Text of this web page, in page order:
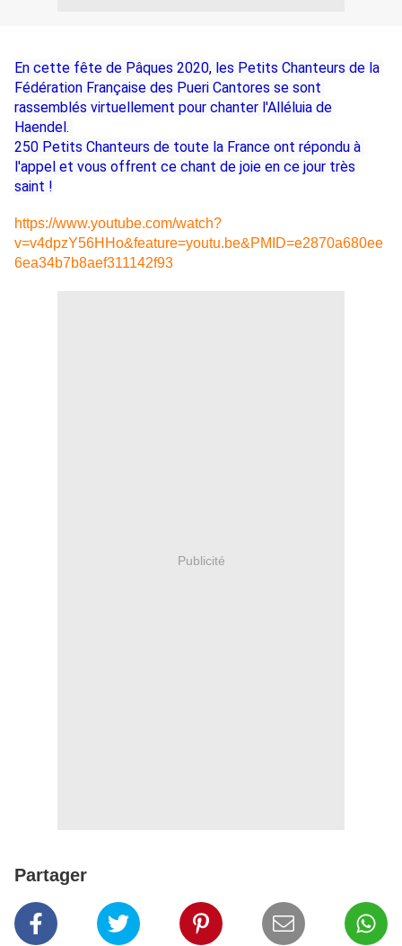
En cette fête de Pâques 2020, les Petits Chanteurs de la
Fédération Française des Pueri Cantores se sont
rassemblés virtuellement pour chanter l'Alléluia de
Haendel.
250 Petits Chanteurs de toute la France ont répondu à
l'appel et vous offrent ce chant de joie en ce jour très
saint !
https://www.youtube.com/watch?
v=v4dpzY56HHo&feature=youtu.be&PMID=e2870a680ee
6ea34b7b8aef311142f93
Publicité
Partager